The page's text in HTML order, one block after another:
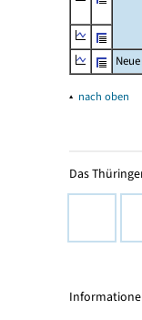
▴ nach oben
Das